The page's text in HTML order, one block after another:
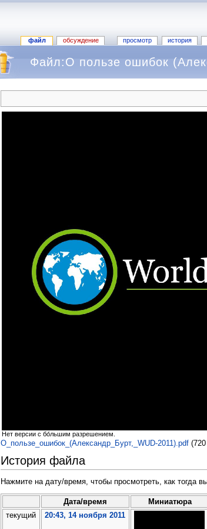
файл обсуждение просмотр история
Файл:О пользе ошибок
Нет версии с бо́льшим разрешением.
О_пользе_ошибок_(Александр_Бурт,_WUD-2011).pdf
История файла
Нажмите на дату/время, чтобы просмотреть, как тогда
Дата/время Миниатюра
текущий
20:43, 14 ноября 2011